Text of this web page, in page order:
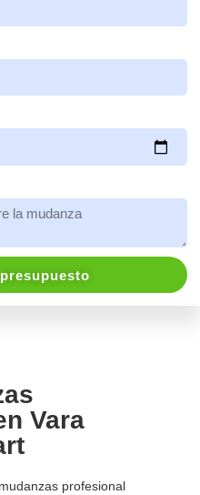
Vara
profesional